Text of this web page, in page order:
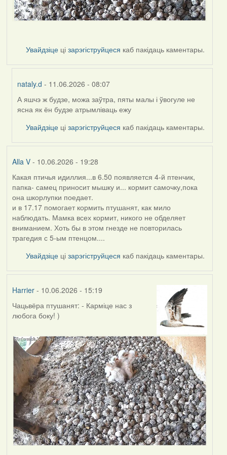
Увайдзіце цізарэгіструйцеся каб пакідаць каментары.
nataly.d - 11.06.2026 - 08:07
In
reply
Harrier
А яшчэ ж будзе, можа заўтра, пяты малы і ўвогуле не
ясна як ён будзе атрымліваць ежу
Увайдзіце цізарэгіструйцеся каб пакідаць каментары.
Alla V- 10.06.2026 - 19:28
Какая птичья идиллия...в 6.50 появляется 4-й птенчик,
папка- самец приносит мышку и... кормит самочку,пока
она шкорлупки поедает.
и в 17.17 помогает кормить птушанят, как мило
наблюдать. Мамка всех кормит, никого не обделяет
вниманием. Хоть бы в этом гнезде не повторилась
трагедия с 5-ым птенцом....
Увайдзіце цізарэгіструйцеся каб пакідаць каментары.
Harrier- 10.06.2026 - 15:19
Чацьвёра птушанят: - Карміце нас з
любога боку! )